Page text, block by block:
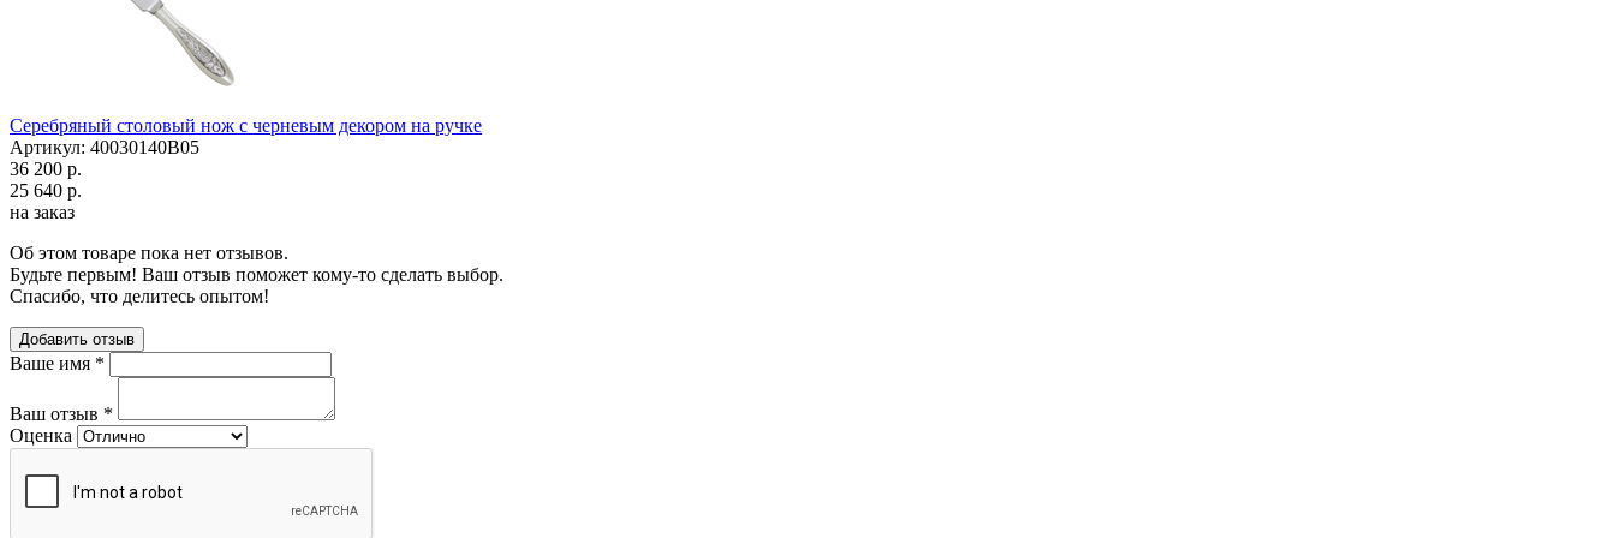
Серебряный столовый нож с черневым декором на ручке
Артикул: 40030140В05
36 200 р.
25 640 р.
на заказ
Об этом товаре пока нет отзывов.
Будьте первым! Ваш отзыв поможет кому-то сделать выбор.
Спасибо, что делитесь опытом!
Добавить отзыв
Ваше имя *
Ваш отзыв *
Оценка